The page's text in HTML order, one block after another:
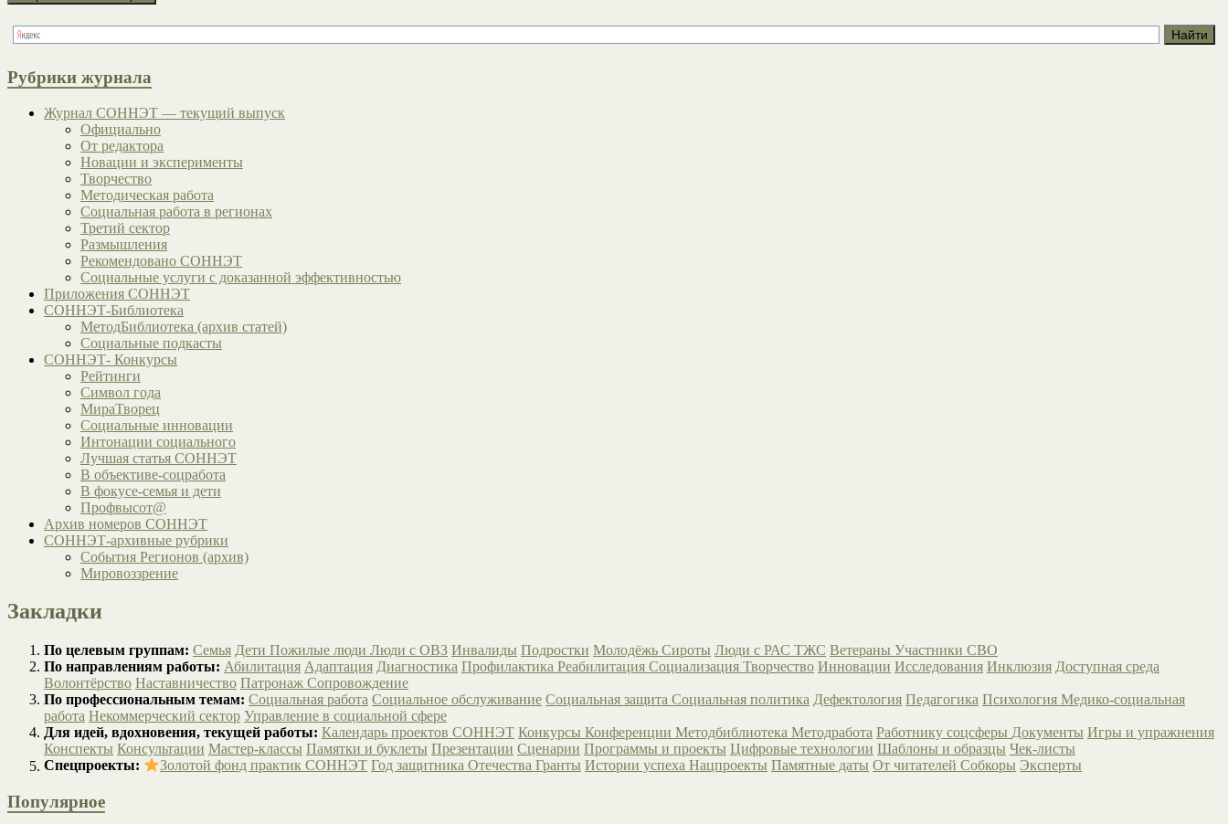
Рубрики журнала
Журнал СОННЭТ — текущий выпуск
Официально
От редактора
Новации и эксперименты
Творчество
Методическая работа
Социальная работа в регионах
Третий сектор
Размышления
Рекомендовано СОННЭТ
Социальные услуги с доказанной эффективностью
Приложения СОННЭТ
СОННЭТ-Библиотека
МетодБиблиотека (архив статей)
Социальные подкасты
СОННЭТ- Конкурсы
Рейтинги
Символ года
МираТворец
Социальные инновации
Интонации социального
Лучшая статья СОННЭТ
В объективе-соцработа
В фокусе-семья и дети
Профвысот@
Архив номеров СОННЭТ
СОННЭТ-архивные рубрики
События Регионов (архив)
Мировоззрение
Закладки
По целевым группам: Семья Дети Пожилые люди Люди с ОВЗ Инвалиды Подростки Молодёжь Сироты Люди с РАС ТЖС Ветераны Участники СВО
По направлениям работы: Абилитация Адаптация Диагностика Профилактика Реабилитация Социализация Творчество Инновации Исследования Инклюзия Доступная среда
Волонтёрство Наставничество Патронаж Сопровождение
По профессиональным темам: Социальная работа Социальное обслуживание Социальная защита Социальная политика Дефектология Педагогика Психология Медико-социальная
работа Некоммерческий сектор Управление в социальной сфере
Для идей, вдохновения, текущей работы: Календарь проектов СОННЭТ Конкурсы Конференции Методбиблиотека Методработа Работнику соцсферы Документы Игры и упражнения
Конспекты Консультации Мастер-классы Памятки и буклеты Презентации Сценарии Программы и проекты Цифровые технологии Шаблоны и образцы Чек-листы
Спецпроекты:
Золотой фонд практик СОННЭТ Год защитника ОтечестваГранты Истории успехаНацпроекты Памятные даты От читателейСобкоры Эксперты
Популярное